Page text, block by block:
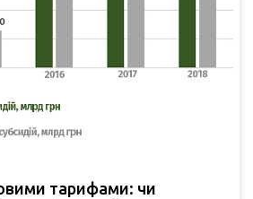
тарифами: чи